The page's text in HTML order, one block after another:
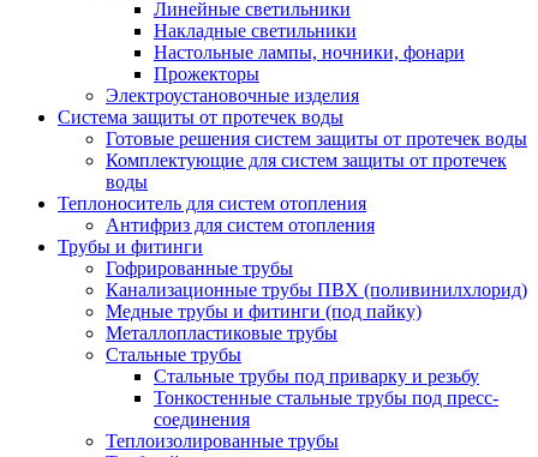
Линейные светильники
Накладные светильники
Настольные лампы, ночники, фонари
Прожекторы
Электроустановочные изделия
Система защиты от протечек воды
Готовые решения систем защиты от протечек воды
Комплектующие для систем защиты от протечек
воды
Теплоноситель для систем отопления
Антифриз для систем отопления
Трубы и фитинги
Гофрированные трубы
Канализационные трубы ПВХ (поливинилхлорид)
Медные трубы и фитинги (под пайку)
Металлопластиковые трубы
Стальные трубы
Стальные трубы под приварку и резьбу
Тонкостенные стальные трубы под пресс-
соединения
Теплоизолированные трубы